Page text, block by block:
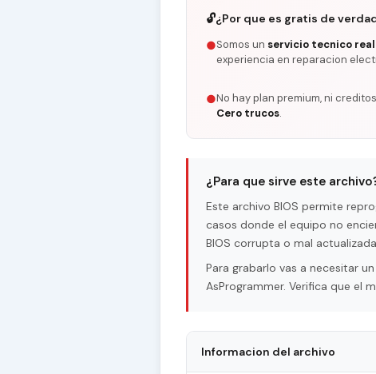
🔓¿Por que es gratis de
●Somos un servicio tecnico real
experiencia en reparacion
●No hay plan premium, ni
Cero trucos.
¿Para que sirve este
Este archivo BIOS permite
casos donde el equipo no
BIOS corrupta o mal
Para grabarlo vas a necesitar
AsProgrammer. Verifica que el
Informacion del archivo